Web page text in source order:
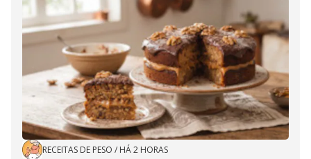
RECEITAS DE PESO / HÁ 2 HORAS